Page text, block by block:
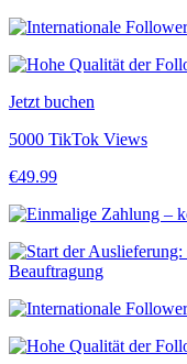
Jetzt buchen
5000 TikTok Views
€49.99
Beauftragung